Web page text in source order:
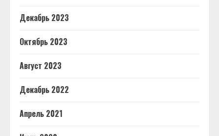
Декабрь 2023
Октябрь 2023
Август 2023
Декабрь 2022
Апрель 2021